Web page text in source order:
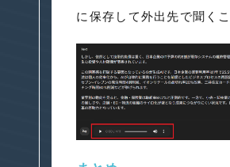
に保存して外出先で聞く